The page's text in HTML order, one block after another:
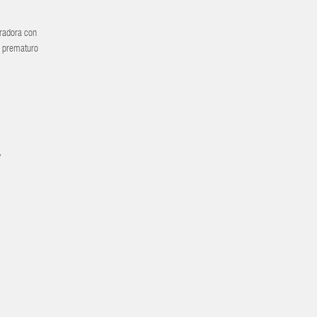
con
prematuro